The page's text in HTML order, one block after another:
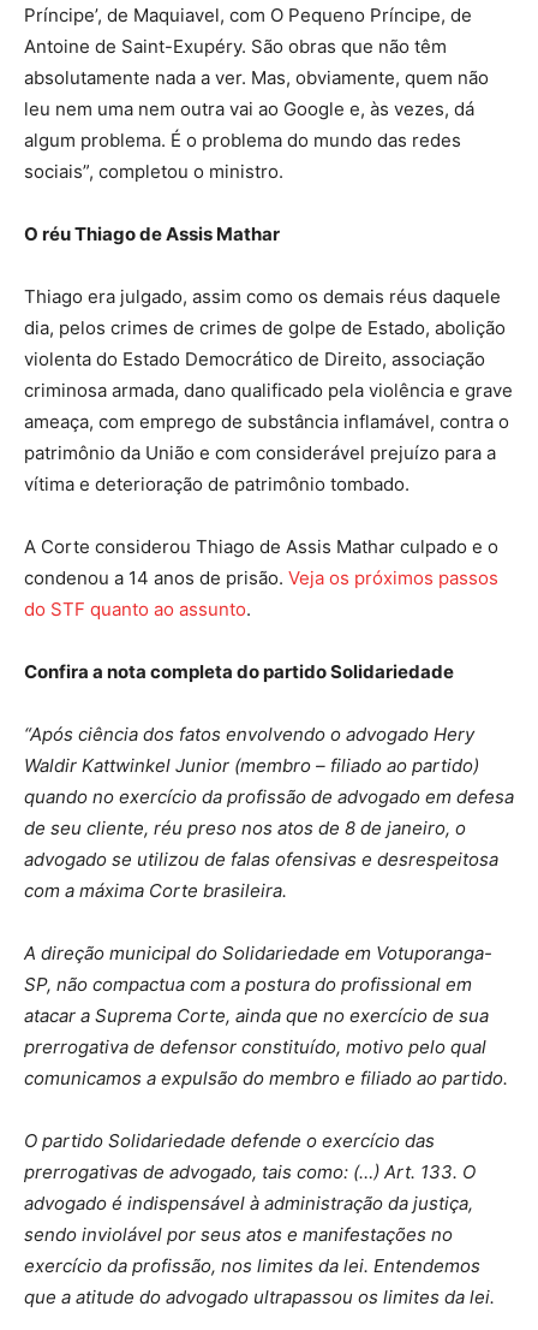
Príncipe’, de Maquiavel, com O Pequeno Príncipe, de
Antoine de Saint-Exupéry. São obras que não têm
absolutamente nada a ver. Mas, obviamente, quem não
leu nem uma nem outra vai ao Google e, às vezes, dá
algum problema. É o problema do mundo das redes
sociais”, completou o ministro.
O réu Thiago de Assis Mathar
Thiago era julgado, assim como os demais réus daquele
dia, pelos crimes de crimes de golpe de Estado, abolição
violenta do Estado Democrático de Direito, associação
criminosa armada, dano qualificado pela violência e grave
ameaça, com emprego de substância inflamável, contra o
patrimônio da União e com considerável prejuízo para a
vítima e deterioração de patrimônio tombado.
A Corte considerou Thiago de Assis Mathar culpado e o
condenou a 14 anos de prisão. Veja os próximos passos
do STF quanto ao assunto.
Confira a nota completa do partido Solidariedade
“Após ciência dos fatos envolvendo o advogado Hery
Waldir Kattwinkel Junior (membro – filiado ao partido)
quando no exercício da profissão de advogado em defesa
de seu cliente, réu preso nos atos de 8 de janeiro, o
advogado se utilizou de falas ofensivas e desrespeitosa
com a máxima Corte brasileira.
A direção municipal do Solidariedade em Votuporanga-
SP, não compactua com a postura do profissional em
atacar a Suprema Corte, ainda que no exercício de sua
prerrogativa de defensor constituído, motivo pelo qual
comunicamos a expulsão do membro e filiado ao partido.
O partido Solidariedade defende o exercício das
prerrogativas de advogado, tais como: (…) Art. 133. O
advogado é indispensável à administração da justiça,
sendo inviolável por seus atos e manifestações no
exercício da profissão, nos limites da lei. Entendemos
que a atitude do advogado ultrapassou os limites da lei.